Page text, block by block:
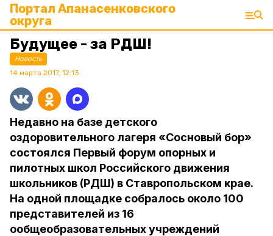
Портал Апанасенковского
округа
Будущее - за РДШ!
Новость
14 марта 2017, 12:13
Недавно на базе детского
оздоровительного лагеря «Сосновый бор»
состоялся Первый форум опорных и
пилотных школ Российского движения
школьников (РДШ) в Ставропольском крае.
На одной площадке собралось около 100
представителей из 16
ообщеобразовательных учреждений